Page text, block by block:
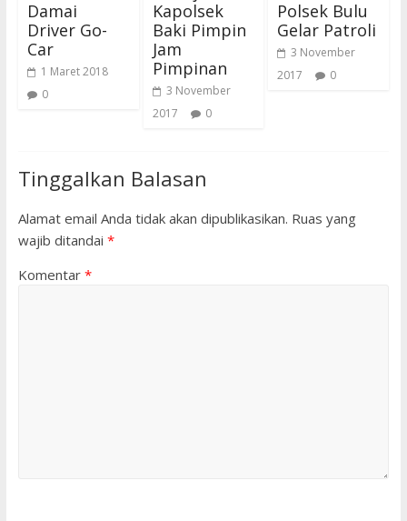
Damai
Driver Go-
Car
1 Maret 2018
0
Kapolsek
Baki Pimpin
Jam
Pimpinan
3 November
2017
0
Polsek Bulu
Gelar Patroli
3 November
2017
0
Tinggalkan Balasan
Alamat email Anda tidak akan dipublikasikan. Ruas yang
wajib ditandai *
Komentar *